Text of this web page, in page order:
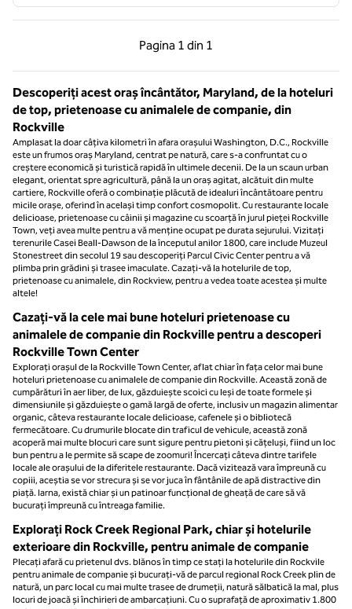
Pagina 1 din 1
Pagina anterioară, 1 din 1
Pagina 1 din 1
Descoperiți acest oraș încântător, Maryland, de la hoteluri
de top, prietenoase cu animalele de companie, din
Rockville
Amplasat la doar câțiva kilometri în afara orașului Washington, D.C., Rockville
este un frumos oraș Maryland, centrat pe natură, care s-a confruntat cu o
creștere economică și turistică rapidă în ultimele decenii. De la un scaun urban
elegant, orientat spre agricultură, până la un oraș agitat, alcătuit din multe
cartiere, Rockville oferă o combinație plăcută de idealuri încântătoare pentru
micile orașe, oferind în același timp confort cosmopolit. Cu restaurante locale
delicioase, prietenoase cu câinii și magazine cu scoarță în jurul pieței Rockville
Town, veți avea multe pentru a vă menține ocupat pe durata sejurului. Vizitați
terenurile Casei Beall-Dawson de la începutul anilor 1800, care include Muzeul
Stonestreet din secolul 19 sau descoperiți Parcul Civic Center pentru a vă
plimba prin grădini și trasee imaculate. Cazați-vă la hotelurile de top,
prietenoase cu animalele, din Rockview, pentru a vedea toate acestea și multe
altele!
Cazați-vă la cele mai bune hoteluri prietenoase cu
animalele de companie din Rockville pentru a descoperi
Rockville Town Center
Explorați orașul de la Rockville Town Center, aflat chiar în fața celor mai bune
hoteluri prietenoase cu animalele de companie din Rockville. Această zonă de
cumpărături în aer liber, de lux, găzduiește scoici cu leși de toate formele și
dimensiunile și găzduiește o gamă largă de oferte, inclusiv un magazin alimentar
organic, câteva restaurante locale delicioase, cafenele și o bibliotecă
fermecătoare. Cu drumurile blocate din traficul de vehicule, această zonă
acoperă mai multe blocuri care sunt sigure pentru pietoni și cățeluși, fiind un loc
bun pentru a le permite să scape de zoomuri! Încercați câteva dintre tarifele
locale ale orașului de la diferitele restaurante. Dacă vizitează vara împreună cu
copiii, aceștia se vor strecura și se vor juca în fântânile de apă distractive din
piață. Iarna, există chiar și un patinoar funcțional de gheață de care să vă
bucurați împreună cu întreaga familie.
Explorați Rock Creek Regional Park, chiar și hotelurile
exterioare din Rockville, pentru animale de companie
Plecați afară cu prietenul dvs. blănos în timp ce stați la hotelurile din Rockvile
pentru animale de companie și bucurați-vă de parcul regional Rock Creek plin de
natură, un parc local cu mai multe trasee de drumeții, natură sălbatică la mal, plus
locuri de joacă și închirieri de ambarcațiuni. Cu o suprafață de aproximativ 1.800